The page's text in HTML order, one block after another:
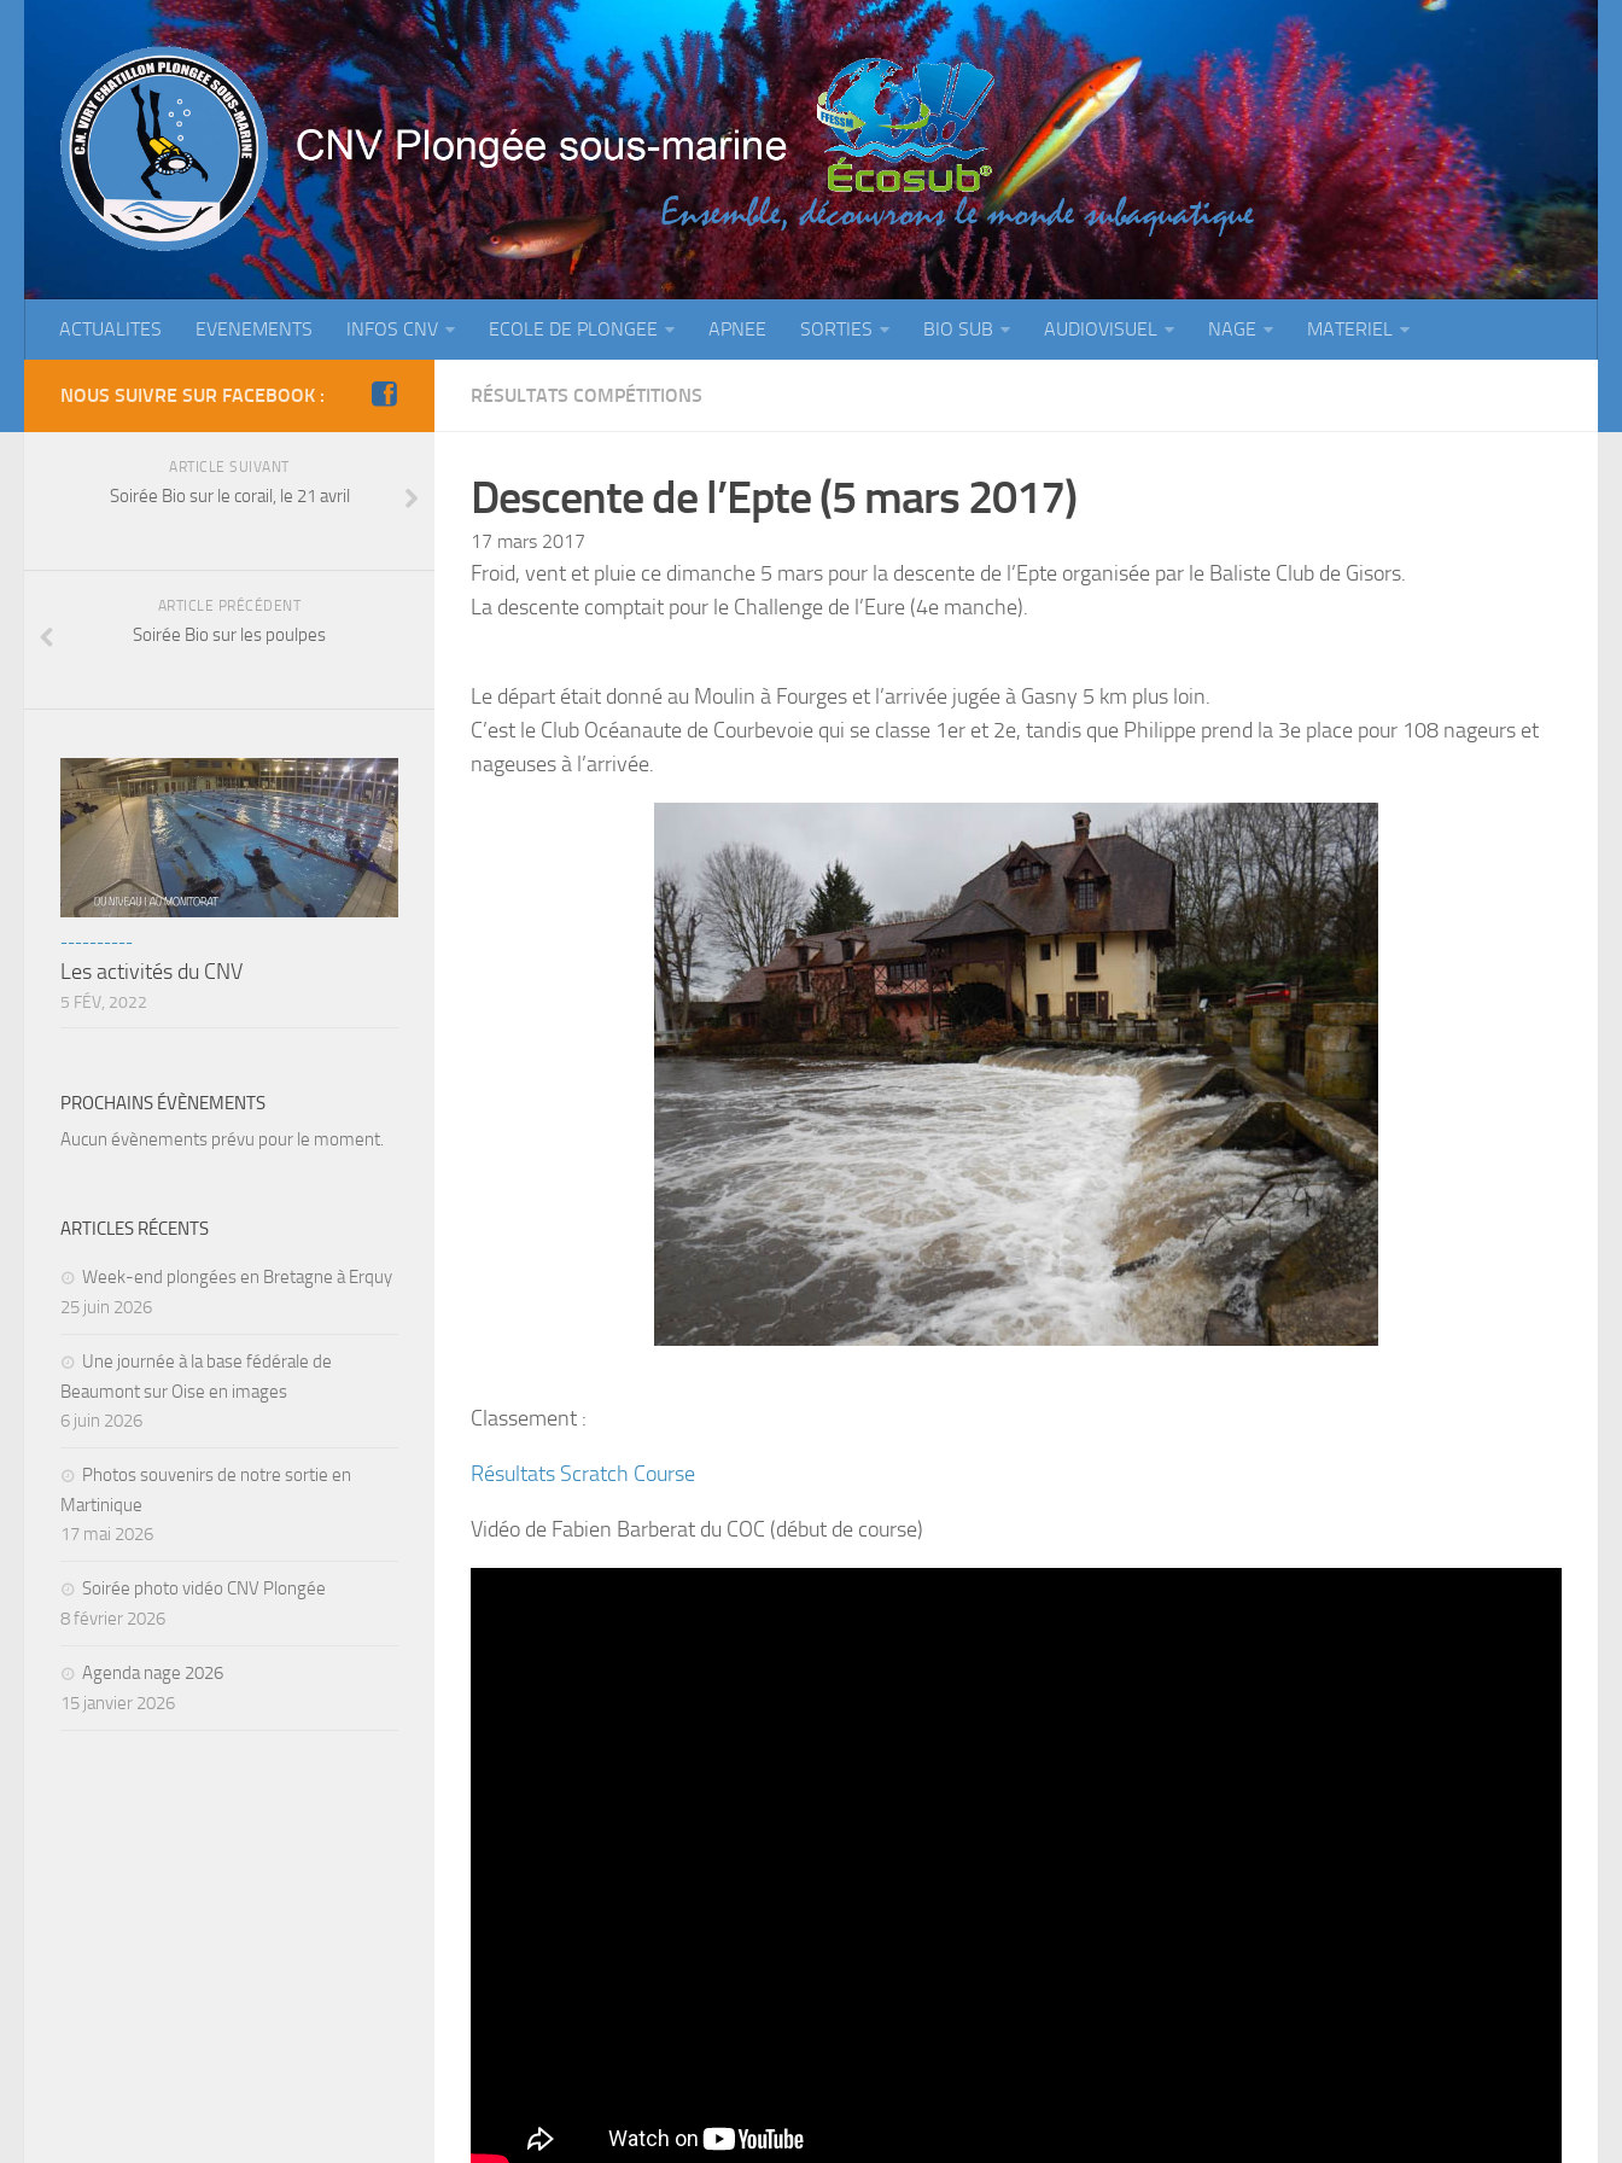
ACTUALITES EVENEMENTS INFOS CNV ECOLE DE PLONGEE APNEE SORTIES BIO SUB AUDIOVISUEL NAGE MATERIEL
RÉSULTATS COMPÉTITIONS
Descente de l’Epte (5 mars 2017)
17 mars 2017
Froid, vent et pluie ce dimanche 5 mars pour la descente de l’Epte organisée par le Baliste Club de Gisors.
La descente comptait pour le Challenge de l’Eure (4e manche).
Le départ était donné au Moulin à Fourges et l’arrivée jugée à Gasny 5 km plus loin.
C’est le Club Océanaute de Courbevoie qui se classe 1er et 2e, tandis que Philippe prend la 3e place pour 108 nageurs et
nageuses à l’arrivée.
Classement :
Résultats Scratch Course
Vidéo de Fabien Barberat du COC (début de course)
NOUS SUIVRE SUR FACEBOOK :
ARTICLE SUIVANT
Soirée Bio sur le corail, le 21 avril
ARTICLE PRÉCÉDENT
Soirée Bio sur les poulpes
----------
Les activités du CNV
5 FÉV, 2022
PROCHAINS ÉVÈNEMENTS
Aucun évènements prévu pour le moment.
ARTICLES RÉCENTS
Week-end plongées en Bretagne à Erquy
25 juin 2026
Une journée à la base fédérale de
Beaumont sur Oise en images
6 juin 2026
Photos souvenirs de notre sortie en
Martinique
17 mai 2026
Soirée photo vidéo CNV Plongée
8 février 2026
Agenda nage 2026
15 janvier 2026